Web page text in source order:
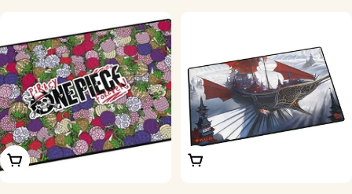
n
:
Lägg I Varukorg Lägg I Varukorg